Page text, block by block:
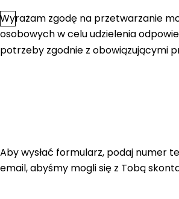
Zgoda*
Wyrażam zgodę na przetwarzanie
osobowych w celu udzielenia
potrzeby zgodnie z obowiązującymi
Aby wysłać formularz, podaj numer
email, abyśmy mogli się z Tobą